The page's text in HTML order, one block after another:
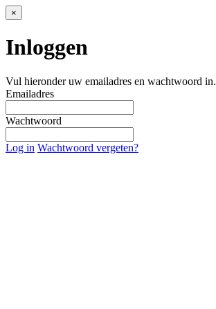
×
Inloggen
Vul hieronder uw emailadres en wachtwoord in.
Emailadres
Wachtwoord
Log in Wachtwoord vergeten?